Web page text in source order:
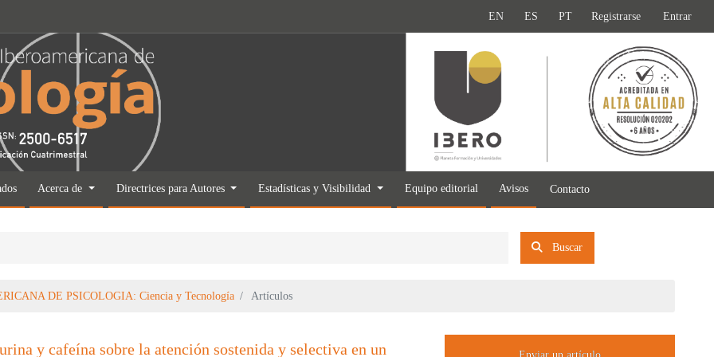
EN ES PT Registrarse Entrar
Acerca de Directrices para Autores Estadísticas y Visibilidad Equipo editorial Avisos Contacto
Buscar
DE PSICOLOGIA: Ciencia y Tecnología Artículos
y cafeína sobre la atención sostenida y selectiva en un